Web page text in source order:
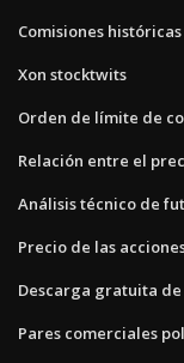
Comisiones
Xon stocktwits
Orden de límite de
Relación entre el
Análisis técnico de
Precio de las
Descarga gratuita
Pares comerciales